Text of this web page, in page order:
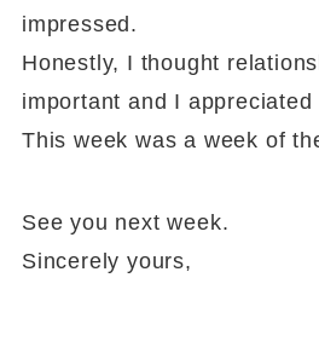
impressed.
Honestly, I thought
important and I appreciated
This week was a week of
See you next week.
Sincerely yours,